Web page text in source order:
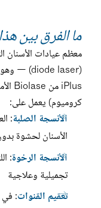
ما الفرق بين هذا
معظم عيادات الأسنان
كروميوم) يعمل على:
الأنسجة الصلبة :
الأسنان لحشوة
الأنسجة الرخوة :
تجميلية وعلاجية
تعقيم القنوات : في